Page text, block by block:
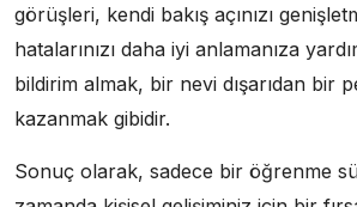
görüşleri, kendi bakış açınızı
hatalarınızı daha iyi anlamanıza
bildirim almak, bir nevi dışarıdan bir
kazanmak gibidir.
Sonuç olarak, sadece bir öğrenme